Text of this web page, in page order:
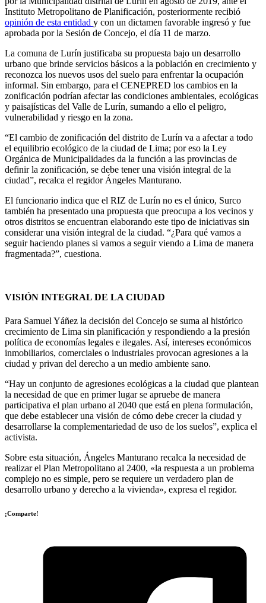
Instituto Metropolitano de Planificación, posteriormente recibió
opinión de esta entidad y con un dictamen favorable ingresó y fue
aprobada por la Sesión de Concejo, el día 11 de marzo.
La comuna de Lurín justificaba su propuesta bajo un desarrollo
urbano que brinde servicios básicos a la población en crecimiento y
reconozca los nuevos usos del suelo para enfrentar la ocupación
informal. Sin embargo, para el CENEPRED los cambios en la
zonificación podrían afectar las condiciones ambientales, ecológicas
y paisajísticas del Valle de Lurín, sumando a ello el peligro,
vulnerabilidad y riesgo en la zona.
“El cambio de zonificación del distrito de Lurín va a afectar a todo
el equilibrio ecológico de la ciudad de Lima; por eso la Ley
Orgánica de Municipalidades da la función a las provincias de
definir la zonificación, se debe tener una visión integral de la
ciudad”, recalca el regidor Ángeles Manturano.
El funcionario indica que el RIZ de Lurín no es el único, Surco
también ha presentado una propuesta que preocupa a los vecinos y
otros distritos se encuentran elaborando este tipo de iniciativas sin
considerar una visión integral de la ciudad. “¿Para qué vamos a
seguir haciendo planes si vamos a seguir viendo a Lima de manera
fragmentada?”, cuestiona.
VISIÓN INTEGRAL DE LA CIUDAD
Para Samuel Yáñez la decisión del Concejo se suma al histórico
crecimiento de Lima sin planificación y respondiendo a la presión
política de economías legales e ilegales. Así, intereses económicos
inmobiliarios, comerciales o industriales provocan agresiones a la
ciudad y privan del derecho a un medio ambiente sano.
“Hay un conjunto de agresiones ecológicas a la ciudad que plantean
la necesidad de que en primer lugar se apruebe de manera
participativa el plan urbano al 2040 que está en plena formulación,
que debe establecer una visión de cómo debe crecer la ciudad y
desarrollarse la complementariedad de uso de los suelos”, explica el
activista.
Sobre esta situación, Ángeles Manturano recalca la necesidad de
realizar el Plan Metropolitano al 2400, «la respuesta a un problema
complejo no es simple, pero se requiere un verdadero plan de
desarrollo urbano y derecho a la vivienda», expresa el regidor.
¡Comparte!